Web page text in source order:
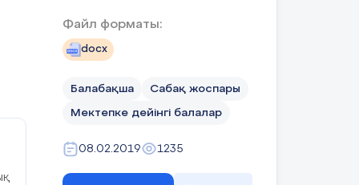
Файл форматы:
docx
Балабақша Сабақ жоспары
Мектепке дейінгі балалар
08.02.2019 1235